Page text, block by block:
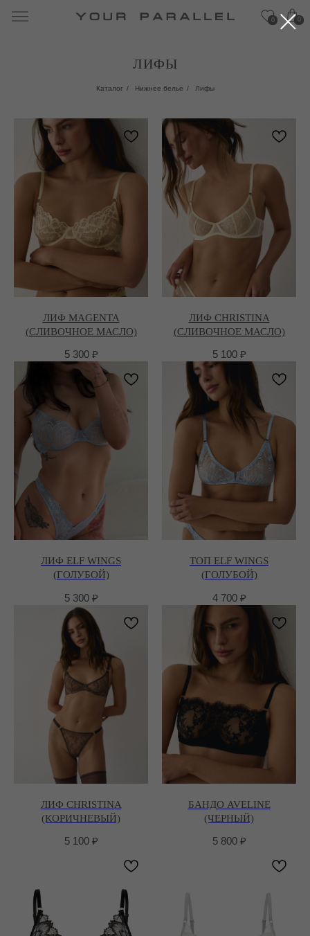
0
0
ЛИФЫ
Каталог / Нижнее белье / Лифы
ЛИФ MAGENTA
(СЛИВОЧНОЕ МАСЛО)
5 300 ₽
ЛИФ CHRISTINA
(СЛИВОЧНОЕ МАСЛО)
5 100 ₽
ЛИФ ELF WINGS
(ГОЛУБОЙ)
5 300 ₽
ТОП ELF WINGS
(ГОЛУБОЙ)
4 700 ₽
ЛИФ CHRISTINA
(КОРИЧНЕВЫЙ)
5 100 ₽
БАНДО AVELINE
(ЧЕРНЫЙ)
5 800 ₽